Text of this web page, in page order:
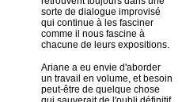
sorte de dialogue improvisé
qui continue à les fasciner
comme il nous fascine à
chacune de leurs expositions.
Ariane a eu envie d'aborder
un travail en volume, et besoin
peut-être de quelque chose